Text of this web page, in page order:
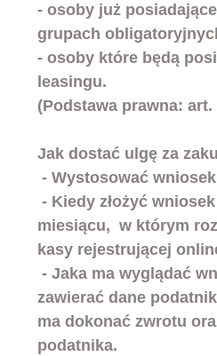
- osoby już
grupach
- osoby które będą
leasingu.
(Podstawa prawna:
Jak dostać ulgę za
- Wystosować
miesiącu,  w którym
kasy rejestrującej
zawierać dane
ma dokonać zwrotu
podatnika.